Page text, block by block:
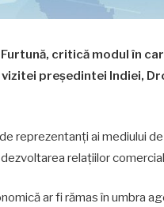
critică modul în
președintei Indiei,
reprezentanți ai mediului
relațiilor
ar fi rămas în umbra